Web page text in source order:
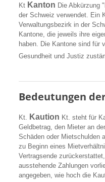
Kt Kanton Die Abkürzung
der Schweiz verwendet. Ein
Verwaltungsbezirk in der
Kantone, die jeweils ihre
haben. Die Kantone sind für
Gesundheit und Justiz
Bedeutungen
Kt. Kaution Kt. steht für
Geldbetrag, den Mieter an
Schäden oder Mietschulden
zu Beginn eines
Vertragsende
ausstehende Zahlungen
angegeben, wie hoch die